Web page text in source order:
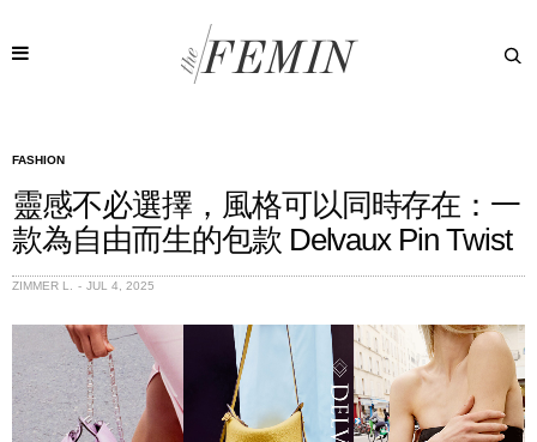
FASHION
靈感不必選擇，風格可以同時存在：一
款為自由而生的包款 Delvaux Pin Twist
ZIMMER L. JUL 4, 2025